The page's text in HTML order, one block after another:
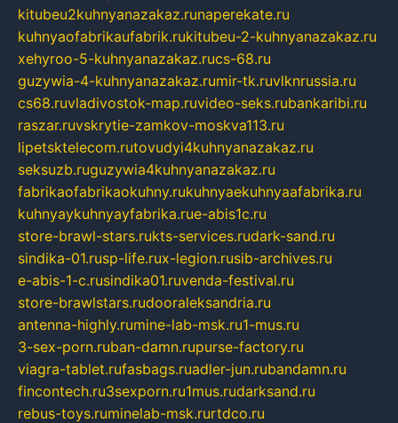
kitubeu2kuhnyanazakaz.runaperekate.ru
kuhnyaofabrikaufabrik.rukitubeu-2-kuhnyanazakaz.ru
xehyroo-5-kuhnyanazakaz.rucs-68.ru
guzywia-4-kuhnyanazakaz.rumir-tk.ruvlknrussia.ru
cs68.ruvladivostok-map.ruvideo-seks.rubankaribi.ru
raszar.ruvskrytie-zamkov-moskva113.ru
lipetsktelecom.rutovudyi4kuhnyanazakaz.ru
seksuzb.ruguzywia4kuhnyanazakaz.ru
fabrikaofabrikaokuhny.rukuhnyaekuhnyaafabrika.ru
kuhnyaykuhnyayfabrika.rue-abis1c.ru
store-brawl-stars.rukts-services.rudark-sand.ru
sindika-01.rusp-life.rux-legion.rusib-archives.ru
e-abis-1-c.rusindika01.ruvenda-festival.ru
store-brawlstars.rudooraleksandria.ru
antenna-highly.rumine-lab-msk.ru1-mus.ru
3-sex-porn.ruban-damn.rupurse-factory.ru
viagra-tablet.rufasbags.ruadler-jun.rubandamn.ru
fincontech.ru3sexporn.ru1mus.rudarksand.ru
rebus-toys.ruminelab-msk.rurtdco.ru